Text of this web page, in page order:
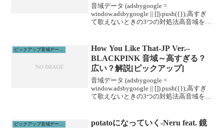
音域データ (adsbygoogle =
window.adsbygoogle || []).push({});高すぎ
て歌えないときの3つの対処法高音域を広
ルに通うこと...
ピックアップ音域データ解説
How You Like That-JP Ver.–
BLACKPINK 音域～高すぎる？
広い？解説[ピックアップ]
音域データ (adsbygoogle =
window.adsbygoogle || []).push({});高すぎ
て歌えないときの3つの対処法高音域を広
ルに通うこと...
ピックアップ音域データ解説
potatoになっていく-Neru feat. 鏡